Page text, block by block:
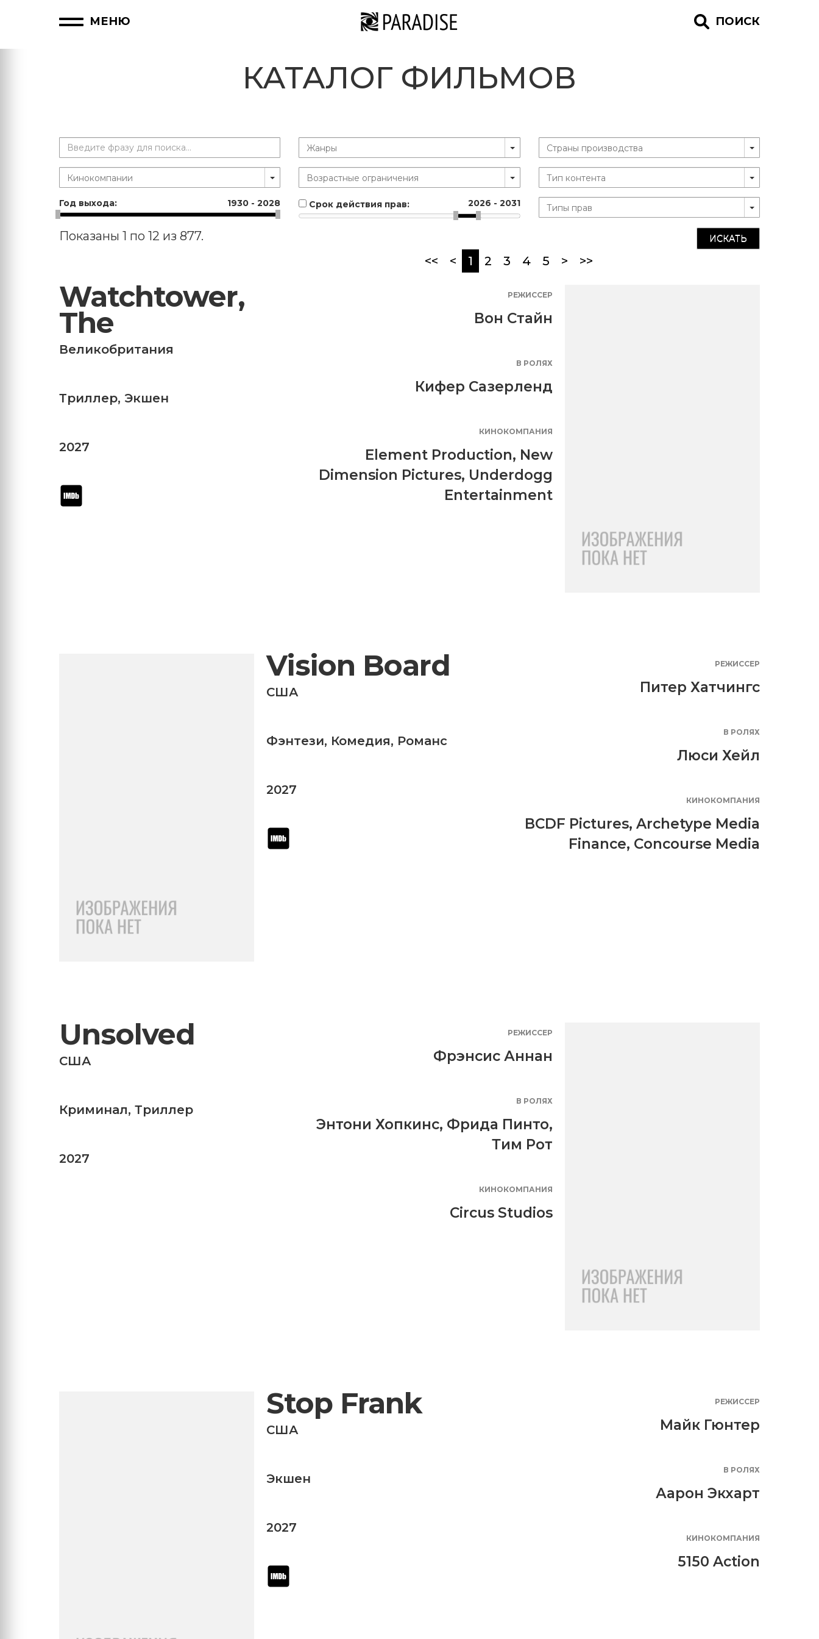
МЕНЮ ПОИСК
КАТАЛОГ ФИЛЬМОВ
Год выхода: 1930 -2028 Срок действия прав: 2026 - 2031
ИСКАТЬ
Показаны 1 по 12 из 877.
<<
< 1 (current)
2 3 4 5 > >>
Watchtower,
The
Великобритания
Триллер, Экшен
2027
РЕЖИССЕР
Вон Стайн
В РОЛЯХ
Кифер Сазерленд
КИНОКОМПАНИЯ
Element Production, New
Dimension Pictures, Underdogg
Entertainment
Vision Board
США
Фэнтези, Комедия, Романс
2027
РЕЖИССЕР
Питер Хатчингс
В РОЛЯХ
Люси Хейл
КИНОКОМПАНИЯ
BCDF Pictures, Archetype Media
Finance, Concourse Media
Unsolved
США
Криминал, Триллер
2027
РЕЖИССЕР
Фрэнсис Аннан
В РОЛЯХ
Энтони Хопкинс, Фрида Пинто,
Тим Рот
КИНОКОМПАНИЯ
Circus Studios
Stop Frank
США
Экшен
2027
РЕЖИССЕР
Майк Гюнтер
В РОЛЯХ
Аарон Экхарт
КИНОКОМПАНИЯ
5150 Action